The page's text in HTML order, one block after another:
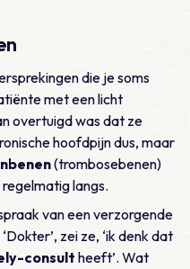
die je soms
met een licht
overtuigd was dat ze
hoofdpijn dus, maar
(trombosebenen)
langs.
van een verzorgende
zei ze, ‘ik denk dat
consultheeft’. Wat